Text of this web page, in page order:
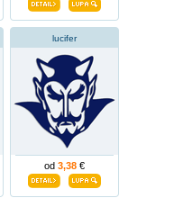
lucifer
od 3,38 €